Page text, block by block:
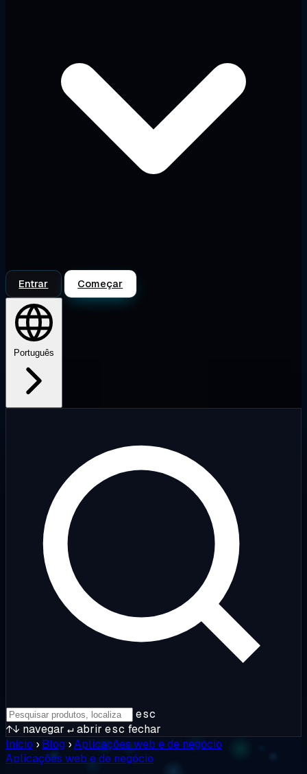
Entrar Começar
Português
esc
↑↓ navegar ↵abrir esc fechar
Início › Blog ›Aplicações web e de negócio
Aplicações web e de negócio